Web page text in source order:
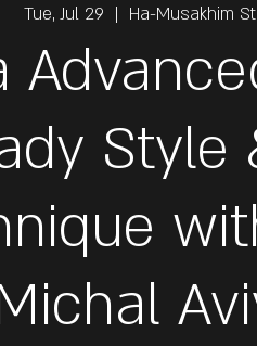
Tue, Jul 29
  |
Ha-Musakhim
Style